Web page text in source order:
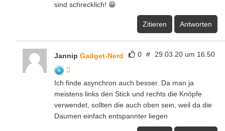
sind schrecklich! 😁
Zitieren Antworten
0 # 29.03.20 um 16:50
Jannip Gadget-Nerd
Ich finde asynchron auch besser. Da man ja
meistens links den Stick und rechts die Knöpfe
verwendet, sollten die auch oben sein, weil da die
Daumen einfach entspannter liegen